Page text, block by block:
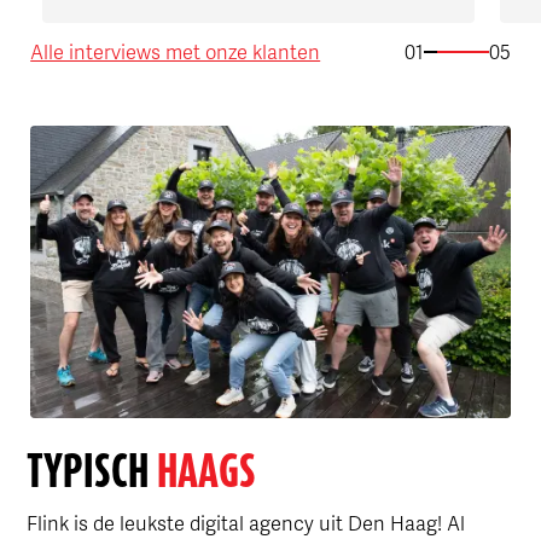
Alle interviews met onze klanten 01 05
TYPISCH HAAGS
Flink is de leukste digital agency uit Den Haag! Al